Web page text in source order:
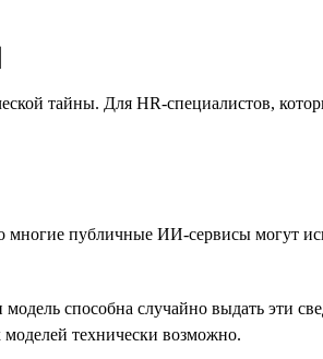
тайны. Для HR-специалистов,
публичные ИИ-сервисы могут
способна случайно выдать эти
технически возможно.